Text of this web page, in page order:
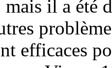
mais il a été
efficaces